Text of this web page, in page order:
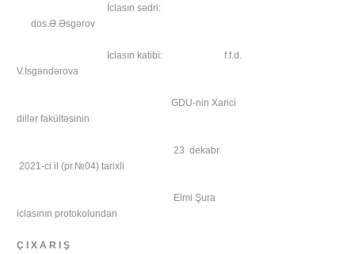
İclasın sədri:
dos.Ə.Əsgərov
İclasın katibi: f.f.d.
V.İsgəndərova
GDU-nin Xarici
dillər fakültəsinin
23 dekabr
2021-ci il (pr.№04) tarixli
Elmi Şura
iclasının protokolundan
Ç I X A R I Ş